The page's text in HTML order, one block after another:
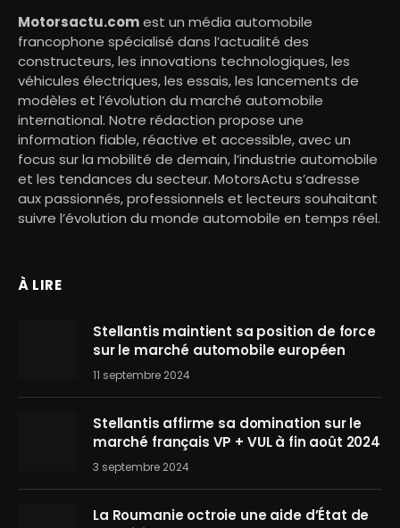
Motorsactu.comest un média automobile
francophone spécialisé dans l’actualité des
constructeurs, les innovations technologiques, les
véhicules électriques, les essais, les lancements de
modèles et l’évolution du marché automobile
international. Notre rédaction propose une
information fiable, réactive et accessible, avec un
focus sur la mobilité de demain, l’industrie automobile
et les tendances du secteur. MotorsActu s’adresse
aux passionnés, professionnels et lecteurs souhaitant
suivre l’évolution du monde automobile en temps réel.
À LIRE
Stellantis maintient sa position de force
sur le marché automobile européen
11 septembre 2024
Stellantis affirme sa domination sur le
marché français VP + VUL à fin août 2024
3 septembre 2024
La Roumanie octroie une aide d’État de